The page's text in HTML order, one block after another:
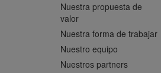
Nuestra propuesta de
valor
Nuestra forma de trabajar
Nuestro equipo
Nuestros partners